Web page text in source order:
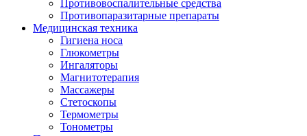
Противовоспалительные средства
Противопаразитарные препараты
Медицинская техника
Гигиена носа
Глюкометры
Ингаляторы
Магнитотерапия
Массажеры
Стетоскопы
Термометры
Тонометры